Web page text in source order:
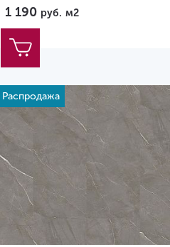
1 190 руб. м2
Распродажа